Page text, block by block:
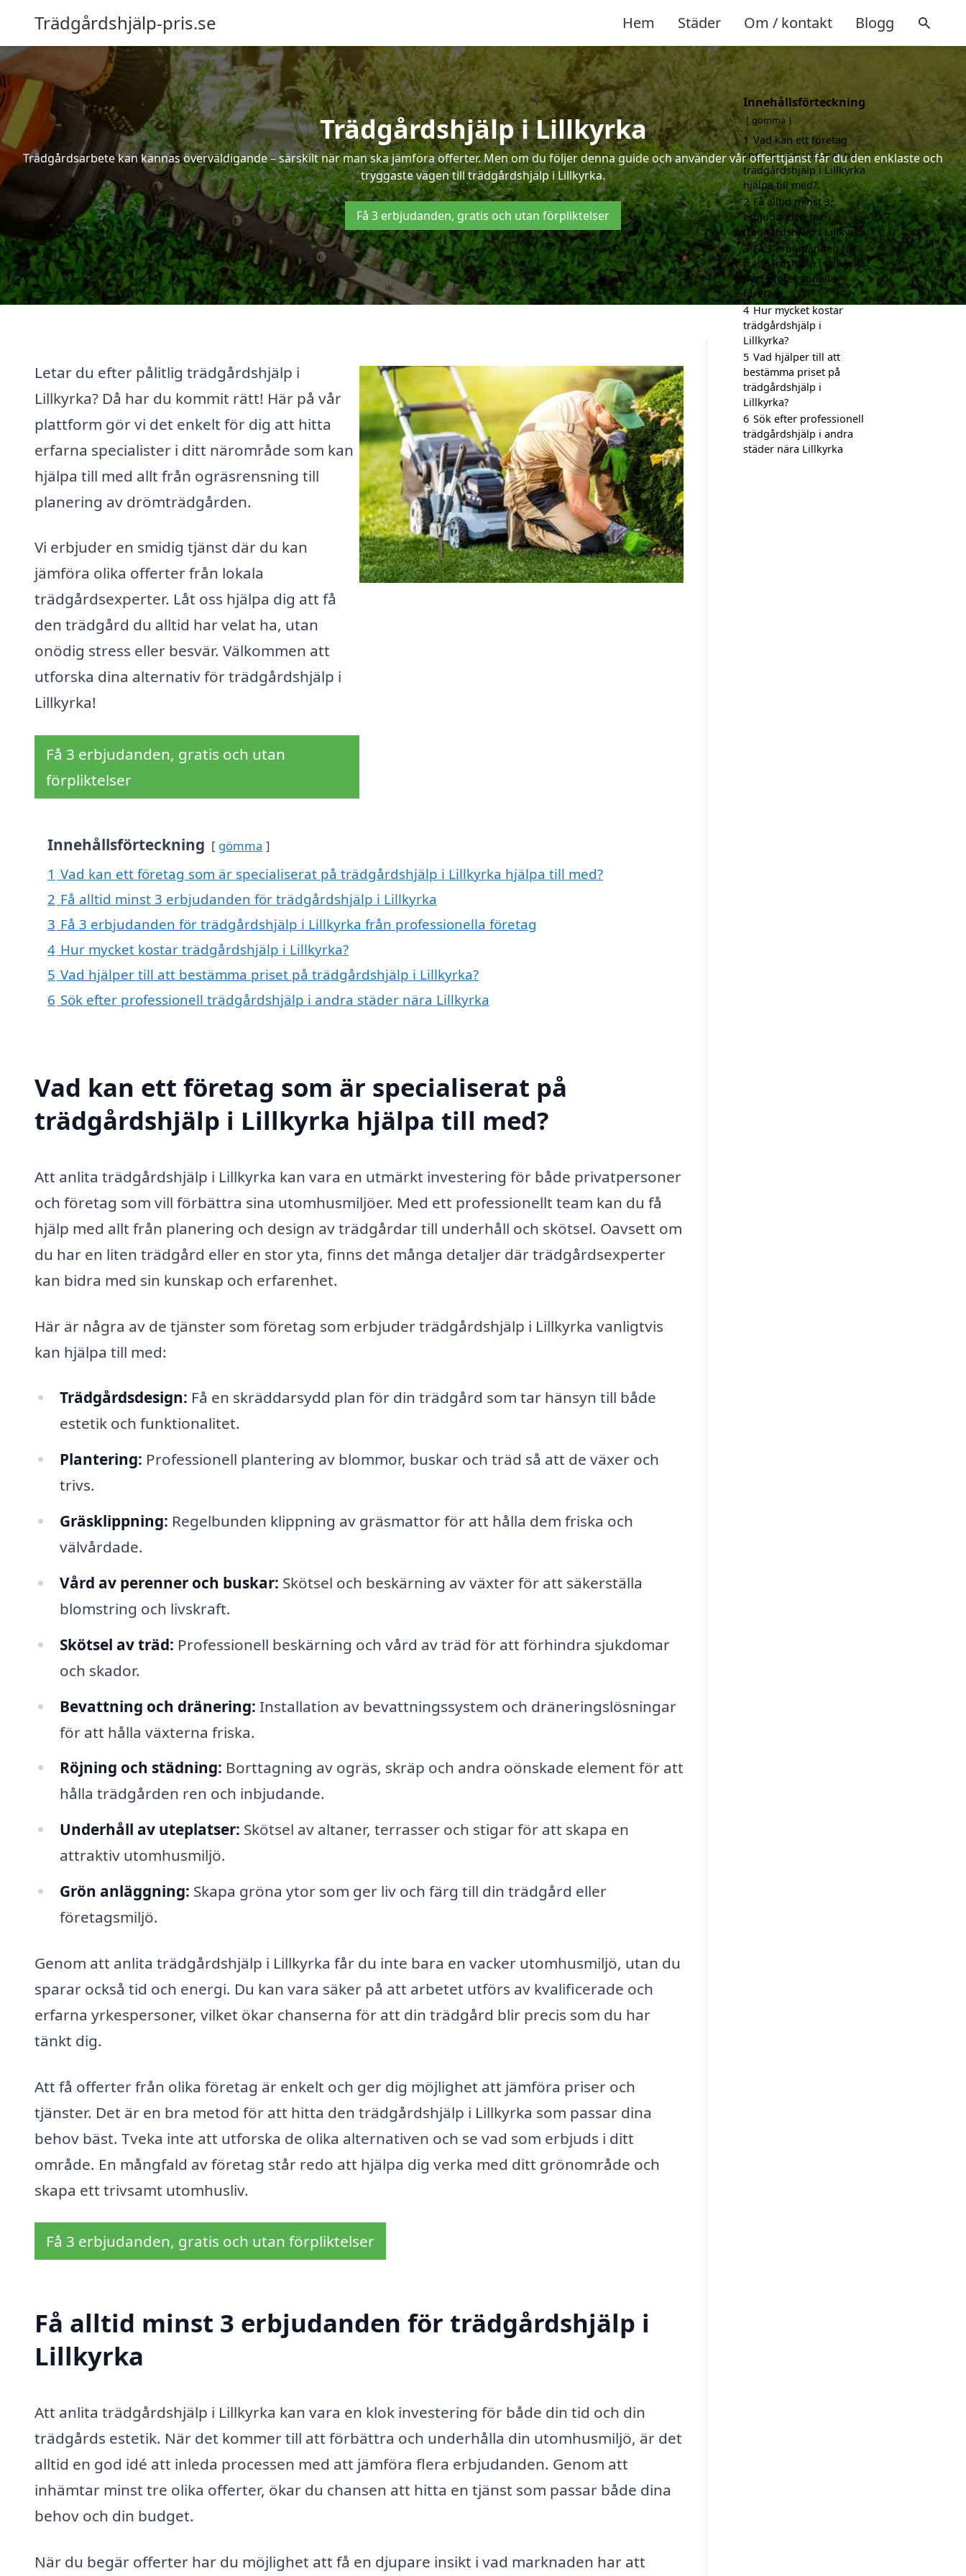
Trädgårdshjälp-pris.se Hem Städer Om / kontakt Blogg
Trädgårdshjälp i Lillkyrka
Trädgårdsarbete kan kännas överväldigande – särskilt när man ska jämföra offerter. Men om du följer denna guide och använder vår offerttjänst får du den enklaste och
tryggaste vägen till trädgårdshjälp i Lillkyrka.
Få 3 erbjudanden, gratis och utan förpliktelser
Letar du efter pålitlig trädgårdshjälp i
Lillkyrka? Då har du kommit rätt! Här på vår
plattform gör vi det enkelt för dig att hitta
erfarna specialister i ditt närområde som kan
hjälpa till med allt från ogräsrensning till
planering av drömträdgården.
Vi erbjuder en smidig tjänst där du kan
jämföra olika offerter från lokala
trädgårdsexperter. Låt oss hjälpa dig att få
den trädgård du alltid har velat ha, utan
onödig stress eller besvär. Välkommen att
utforska dina alternativ för trädgårdshjälp i
Lillkyrka!
Få 3 erbjudanden, gratis och utan
förpliktelser
Innehållsförteckning gömma
1 Vad kan ett företag som är specialiserat på trädgårdshjälp i Lillkyrka hjälpa till med?
2 Få alltid minst 3 erbjudanden för trädgårdshjälp i Lillkyrka
3 Få 3 erbjudanden för trädgårdshjälp i Lillkyrka från professionella företag
4 Hur mycket kostar trädgårdshjälp i Lillkyrka?
5 Vad hjälper till att bestämma priset på trädgårdshjälp i Lillkyrka?
6 Sök efter professionell trädgårdshjälp i andra städer nära Lillkyrka
Vad kan ett företag som är specialiserat på
trädgårdshjälp i Lillkyrka hjälpa till med?
Att anlita trädgårdshjälp i Lillkyrka kan vara en utmärkt investering för både privatpersoner
och företag som vill förbättra sina utomhusmiljöer. Med ett professionellt team kan du få
hjälp med allt från planering och design av trädgårdar till underhåll och skötsel. Oavsett om
du har en liten trädgård eller en stor yta, finns det många detaljer där trädgårdsexperter
kan bidra med sin kunskap och erfarenhet.
Här är några av de tjänster som företag som erbjuder trädgårdshjälp i Lillkyrka vanligtvis
kan hjälpa till med:
Trädgårdsdesign: Få en skräddarsydd plan för din trädgård som tar hänsyn till både
estetik och funktionalitet.
Plantering: Professionell plantering av blommor, buskar och träd så att de växer och
trivs.
Gräsklippning: Regelbunden klippning av gräsmattor för att hålla dem friska och
välvårdade.
Vård av perenner och buskar: Skötsel och beskärning av växter för att säkerställa
blomstring och livskraft.
Skötsel av träd: Professionell beskärning och vård av träd för att förhindra sjukdomar
och skador.
Bevattning och dränering: Installation av bevattningssystem och dräneringslösningar
för att hålla växterna friska.
Röjning och städning: Borttagning av ogräs, skräp och andra oönskade element för att
hålla trädgården ren och inbjudande.
Underhåll av uteplatser: Skötsel av altaner, terrasser och stigar för att skapa en
attraktiv utomhusmiljö.
Grön anläggning: Skapa gröna ytor som ger liv och färg till din trädgård eller
företagsmiljö.
Genom att anlita trädgårdshjälp i Lillkyrka får du inte bara en vacker utomhusmiljö, utan du
sparar också tid och energi. Du kan vara säker på att arbetet utförs av kvalificerade och
erfarna yrkespersoner, vilket ökar chanserna för att din trädgård blir precis som du har
tänkt dig.
Att få offerter från olika företag är enkelt och ger dig möjlighet att jämföra priser och
tjänster. Det är en bra metod för att hitta den trädgårdshjälp i Lillkyrka som passar dina
behov bäst. Tveka inte att utforska de olika alternativen och se vad som erbjuds i ditt
område. En mångfald av företag står redo att hjälpa dig verka med ditt grönområde och
skapa ett trivsamt utomhusliv.
Få 3 erbjudanden, gratis och utan förpliktelser
Få alltid minst 3 erbjudanden för trädgårdshjälp i
Lillkyrka
Att anlita trädgårdshjälp i Lillkyrka kan vara en klok investering för både din tid och din
trädgårds estetik. När det kommer till att förbättra och underhålla din utomhusmiljö, är det
alltid en god idé att inleda processen med att jämföra flera erbjudanden. Genom att
inhämtar minst tre olika offerter, ökar du chansen att hitta en tjänst som passar både dina
behov och din budget.
När du begär offerter har du möjlighet att få en djupare insikt i vad marknaden har att
Innehållsförteckning
gömma
1 Vad kan ett företag
som är specialiserat på
trädgårdshjälp i Lillkyrka
hjälpa till med?
2 Få alltid minst 3
erbjudanden för
trädgårdshjälp i Lillkyrka
3 Få 3 erbjudanden för
trädgårdshjälp i Lillkyrka
från professionella
företag
4 Hur mycket kostar
trädgårdshjälp i
Lillkyrka?
5 Vad hjälper till att
bestämma priset på
trädgårdshjälp i
Lillkyrka?
6 Sök efter professionell
trädgårdshjälp i andra
städer nära Lillkyrka